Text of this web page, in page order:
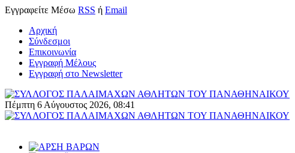
Εγγραφείτε Μέσω RSS ή Email
Αρχική
Σύνδεσμοι
Επικοινωνία
Εγγραφή Μέλους
Εγγραφή στο Newsletter
Πέμπτη 6 Αύγουστος 2026, 08:41